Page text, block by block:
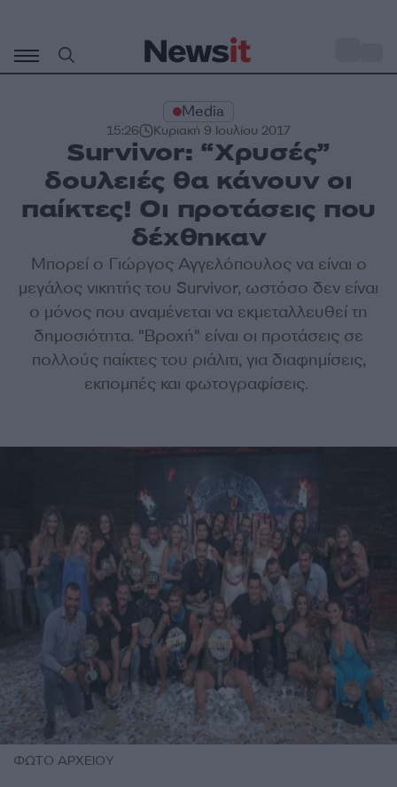
περιεχόμενο
Media
15:26 Κυριακή 9 Ιουλίου 2017
Survivor: “Χρυσές”
δουλειές θα κάνουν οι
παίκτες! Οι προτάσεις που
δέχθηκαν
Μπορεί ο Γιώργος Αγγελόπουλος να είναι ο
μεγάλος νικητής του Survivor, ωστόσο δεν είναι
ο μόνος που αναμένεται να εκμεταλλευθεί τη
δημοσιότητα. "Βροχή" είναι οι προτάσεις σε
πολλούς παίκτες του ριάλιτι, για διαφημίσεις,
εκπομπές και φωτογραφίσεις.
ΦΩΤΟ ΑΡΧΕΙΟΥ